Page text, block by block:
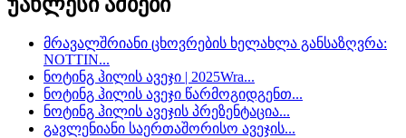
მრავალშრიანი ცხოვრების ხელახლა განსაზღვრა:
NOTTIN...
ნოტინგ ჰილის ავეჯი | 2025Wra...
ნოტინგ ჰილის ავეჯი წარმოგიდგენთ...
ნოტინგ ჰილის ავეჯის პრეზენტაცია...
გავლენიანი საერთაშორისო ავეჯის...